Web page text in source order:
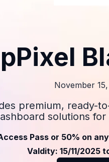
November
premium, ready-
solutions
Pass or 50% on
Valdity: 15/11/2025